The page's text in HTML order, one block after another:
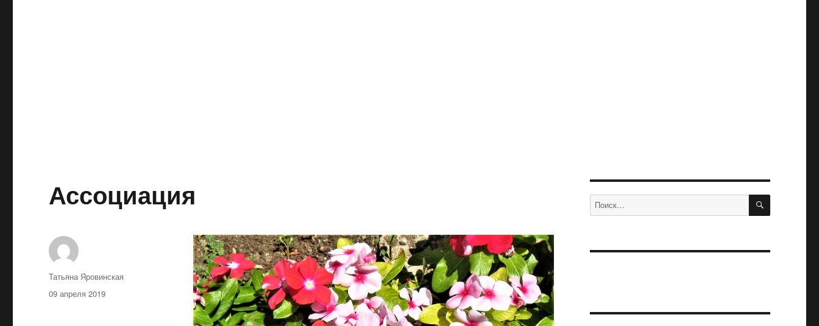
Ассоциация
Автор
Татьяна Яровинская
Опубликовано
09 апреля 2019
Искать: ПОИСК